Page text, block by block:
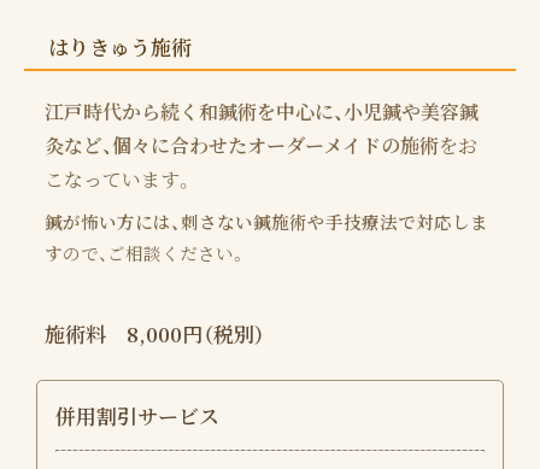
はりきゅう施術
江戸時代から続く和鍼術を中心に、小児鍼や美容鍼
灸など、個々に合わせたオーダーメイドの施術をお
こなっています。
鍼が怖い方には、刺さない鍼施術や手技療法で対応しま
すので、ご相談ください。
施術料 8,000円（税別）
併用割引サービス